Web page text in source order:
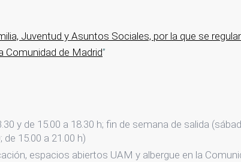
Juventud y Asuntos Sociales, por la que se
Comunidad de Madrid”
y de 15.00 a 18.30 h; fin de semana de salida
de 15.00 a 21.00 h)
espacios abiertos UAM y albergue en la